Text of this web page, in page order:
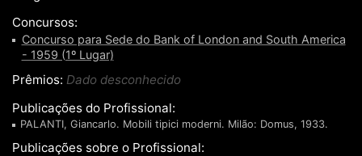
Concursos:
Concurso para Sede do Bank of London and South America
- 1959 (1º Lugar)
Prêmios: Dado desconhecido
Publicações do Profissional:
PALANTI, Giancarlo. Mobili tipici moderni. Milão: Domus, 1933.
Publicações sobre o Profissional: